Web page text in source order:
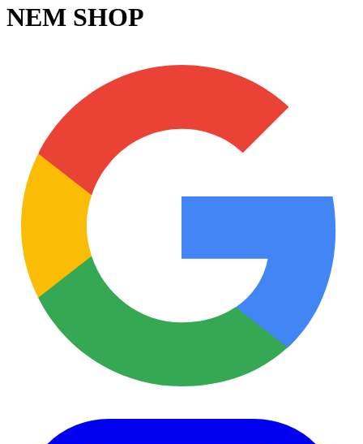
NEM SHOP